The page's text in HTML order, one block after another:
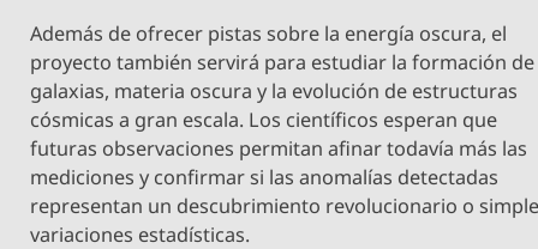
Además de ofrecer pistas sobre la energía oscura, el
proyecto también servirá para estudiar la formación de
galaxias, materia oscura y la evolución de estructuras
cósmicas a gran escala. Los científicos esperan que
futuras observaciones permitan afinar todavía más las
mediciones y confirmar si las anomalías detectadas
representan un descubrimiento revolucionario o
variaciones estadísticas.